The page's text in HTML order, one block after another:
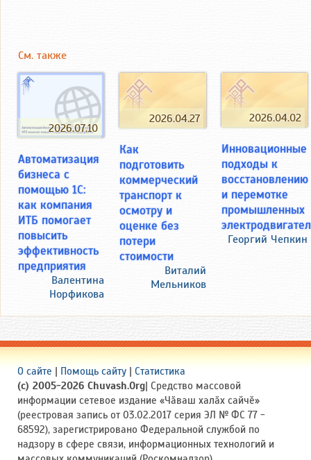
См. также
2026.07.10
Автоматизация
бизнеса с
помощью 1С:
как компания
ИТБ помогает
повысить
эффективность
предприятия
Валентина
Норфикова
2026.04.27
Как
подготовить
коммерческий
транспорт к
осмотру и
оценке без
потери
стоимости
Виталий
Мельников
2026.04.02
Инновационные
подходы к
восстановлению
и перемотке
промышленных
Георгий Чепкин
О сайте | Помощь сайту | Статистика
(c) 2005-2026 Chuvash.Org| Средство массовой
информации сетевое издание «Чӑваш халӑх сайчӗ»
(реестровая запись от 03.02.2017 серия ЭЛ № ФС 77 -
68592), зарегистрировано Федеральной службой по
надзору в сфере связи, информационных технологий и